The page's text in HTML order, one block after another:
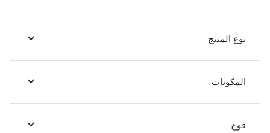
نوع المنتج
المكونات
فوج